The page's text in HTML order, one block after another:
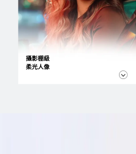
攝影棚級
柔光人像